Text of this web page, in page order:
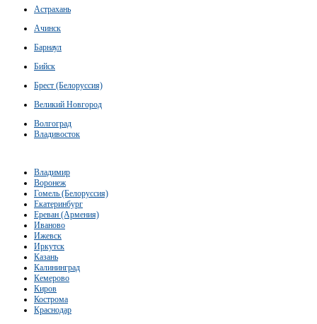
Астрахань
Ачинск
Барнаул
Бийск
Брест (Белоруссия)
Великий Новгород
Волгоград
Владивосток
Владимир
Воронеж
Гомель (Белоруссия)
Екатеринбург
Ереван (Армения)
Иваново
Ижевск
Иркутск
Казань
Калининград
Кемерово
Киров
Кострома
Краснодар